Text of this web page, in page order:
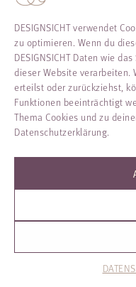
DESIGNSICHT verwendet
zu optimieren. Wenn du
DESIGNSICHT Daten wie
dieser Website verarbeiten.
erteilst oder zurückziehst,
Funktionen beeinträchtigt
Thema Cookies und zu
Datenschutzerklärung.
Ich stelle dir meine
Zoom Cloudzur
passwortgeschützt und
sie nur im geschützten
Welche Daten werden
Beim Abruf der Webinar-
werden durch Zoom
verarbeitet, wie zum
Informationen zu
Datum und Uhrzeit
Diese Daten sind
wiedergegeben werden
Rechtsgrundlage der
Die Verarbeitung deiner